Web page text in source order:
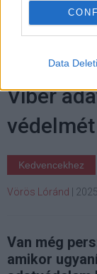
Data
Ma van
Viber
védelmét
Kedvencekhez
Vörös Lóránd
Van még
amikor